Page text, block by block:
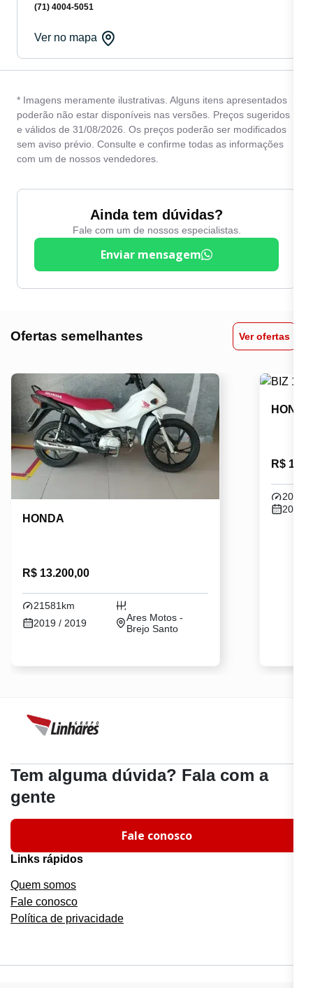
(71) 4004-5051
Ver no mapa
* Imagens meramente ilustrativas. Alguns itens apresentados
poderão não estar disponíveis nas versões. Preços sugeridos
e válidos de 31/08/2026. Os preços poderão ser modificados
sem aviso prévio. Consulte e confirme todas as informações
com um de nossos vendedores.
Ainda tem dúvidas?
Fale com um de nossos especialistas.
Enviar mensagem
Ofertas semelhantes Ver ofertas
HONDA
R$ 13.200,00
21581km
2019 / 2019
Ares Motos -
Brejo Santo
HONDA
R$
2021 /
Tem alguma dúvida? Fala com a
gente
Fale conosco
Links rápidos
Quem somos
Fale conosco
Política de privacidade